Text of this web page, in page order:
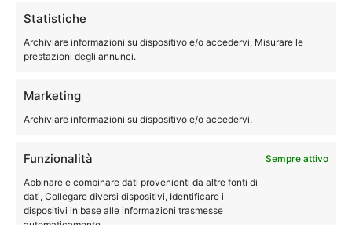
Statistiche
Archiviare informazioni su dispositivo e/o accedervi, Misurare le
prestazioni degli annunci.
Marketing
Archiviare informazioni su dispositivo e/o accedervi.
Funzionalità
Sempre attivo
Abbinare e combinare dati provenienti da altre fonti di
dati, Collegare diversi dispositivi, Identificare i
dispositivi in base alle informazioni trasmesse
Assistenza lavatrici Bologna, il nostrotecnico è pronto
a fornirtiassistenza per lavatrici
La tua lavatrice ti da dei problemi? Non lava più come una
Allora chiama e prenota un tecnico specializzato di